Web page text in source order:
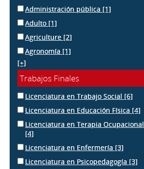
Administración pública [1]
Adulto [1]
Agriculture [2]
Agronomía [1]
[+]
Trabajos Finales
Licenciatura en Trabajo Social [6]
Licenciatura en Educación Física [4]
Licenciatura en Terapia Ocupacional
[4]
Licenciatura en Enfermería [3]
Licenciatura en Psicopedagogía [3]